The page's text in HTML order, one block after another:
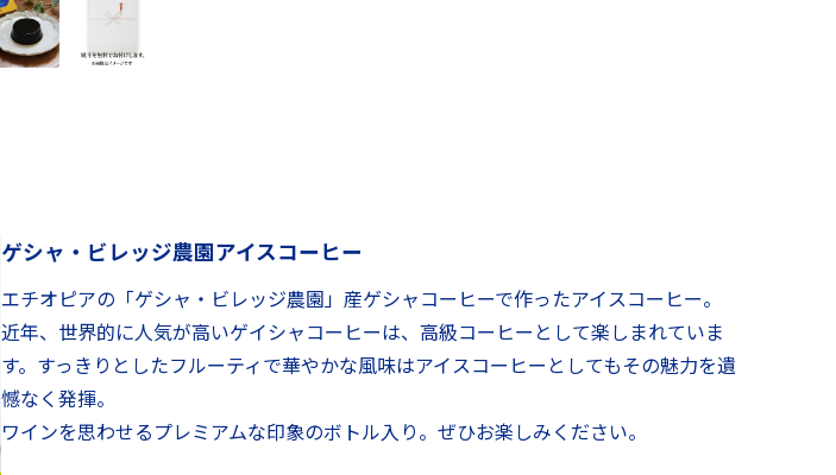
ゲシャ・ビレッジ農園アイスコーヒー
エチオピアの「ゲシャ・ビレッジ農園」産ゲシャコーヒーで作ったアイスコーヒー。
近年、世界的に人気が高いゲイシャコーヒーは、高級コーヒーとして楽しまれていま
す。すっきりとしたフルーティで華やかな風味はアイスコーヒーとしてもその魅力を遺
憾なく発揮。
ワインを思わせるプレミアムな印象のボトル入り。ぜひお楽しみください。